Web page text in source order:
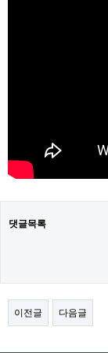
댓글목록
이전글 다음글